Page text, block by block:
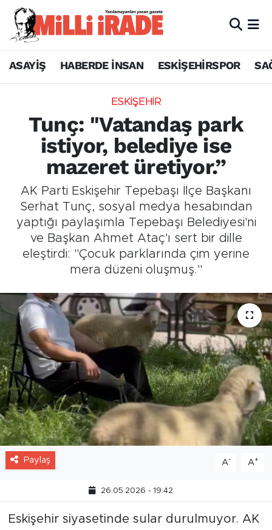
ASAYİŞ HABERDE İNSAN ESKİŞEHİRSPOR
ESKİŞEHİR
Tunç: "Vatandaş park
istiyor, belediye ise
mazeret üretiyor.”
AK Parti Eskişehir Tepebaşı İlçe Başkanı
Serhat Tunç, sosyal medya hesabından
yaptığı paylaşımla Tepebaşı Belediyesi'ni
ve Başkan Ahmet Ataç'ı sert bir dille
eleştirdi: "Çocuk parklarında çim yerine
mera düzeni oluşmuş."
Paylaş A- A+
26.05.2026 - 19:42
Eskişehir siyasetinde sular durulmuyor. AK